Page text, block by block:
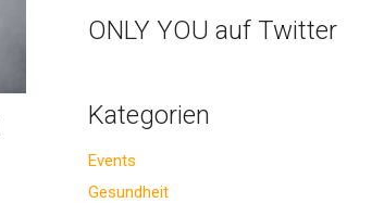
ONLY YOU auf Twitter
Kategorien
Events
Gesundheit